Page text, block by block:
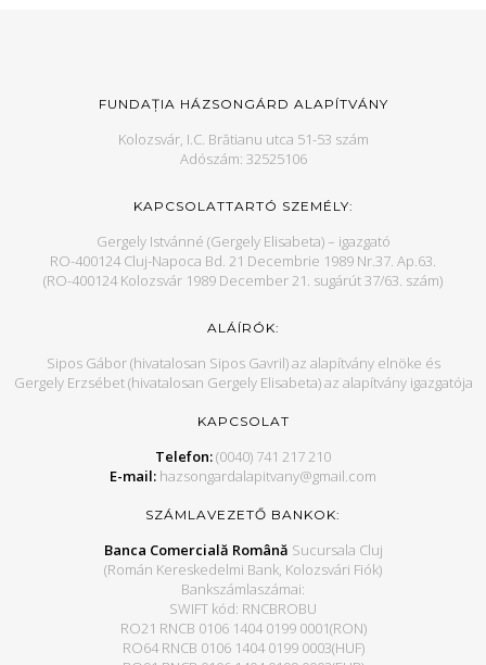
FUNDAȚIA HÁZSONGÁRD ALAPÍTVÁNY
Kolozsvár, I.C. Brătianu utca 51-53 szám
Adószám: 32525106
KAPCSOLATTARTÓ SZEMÉLY:
Gergely Istvánné (Gergely Elisabeta) – igazgató
RO-400124 Cluj-Napoca Bd. 21 Decembrie 1989 Nr.37. Ap.63.
(RO-400124 Kolozsvár 1989 December 21. sugárút 37/63. szám)
ALÁÍRÓK:
Sipos Gábor (hivatalosan Sipos Gavril) az alapítvány elnöke és
Gergely Erzsébet (hivatalosan Gergely Elisabeta) az alapítvány igazgatója
KAPCSOLAT
Telefon:(0040) 741 217 210
E-mail: hazsongardalapitvany@gmail.com
SZÁMLAVEZETŐ BANKOK:
Banca Comercială Română Sucursala Cluj
(Román Kereskedelmi Bank, Kolozsvári Fiók)
Bankszámlaszámai:
SWIFT kód: RNCBROBU
RO21 RNCB 0106 1404 0199 0001(RON)
RO64 RNCB 0106 1404 0199 0003(HUF)